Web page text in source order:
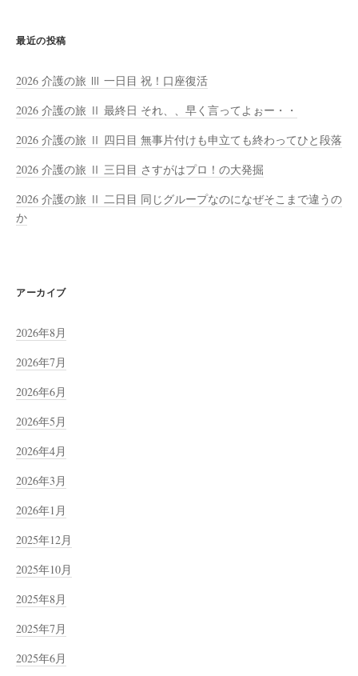
最近の投稿
2026 介護の旅 Ⅲ 一日目 祝！口座復活
2026 介護の旅 Ⅱ 最終日 それ、、早く言ってよぉー・・
2026 介護の旅 Ⅱ 四日目 無事片付けも申立ても終わってひと段落
2026 介護の旅 Ⅱ 三日目 さすがはプロ！の大発掘
2026 介護の旅 Ⅱ 二日目 同じグループなのになぜそこまで違うの
か
アーカイブ
2026年8月
2026年7月
2026年6月
2026年5月
2026年4月
2026年3月
2026年1月
2025年12月
2025年10月
2025年8月
2025年7月
2025年6月